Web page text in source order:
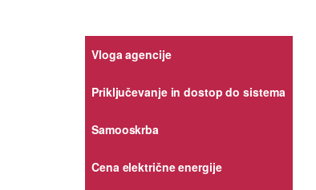
Vloga agencije
Priključevanje in dostop do sistema
Samooskrba
Cena električne energije